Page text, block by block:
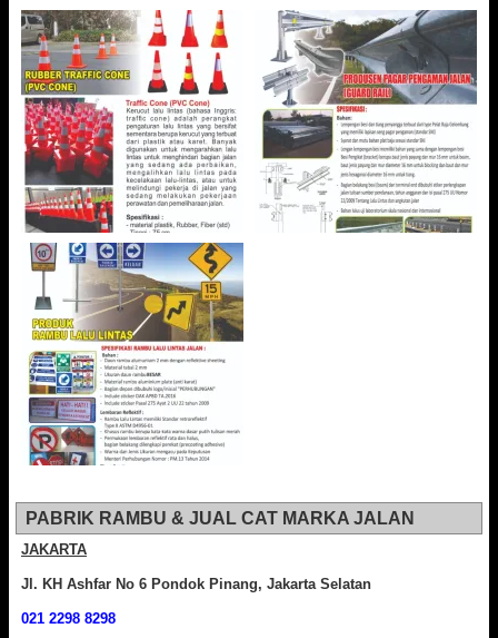
PABRIK RAMBU & JUAL CAT MARKA JALAN
JAKARTA
Jl. KH Ashfar No 6 Pondok Pinang, Jakarta Selatan
021 2298 8298